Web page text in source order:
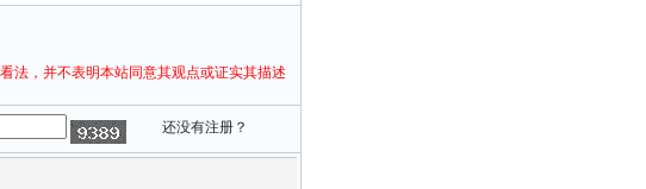
法，并不表明本站同意其观点或证实其描述
还没有注册？